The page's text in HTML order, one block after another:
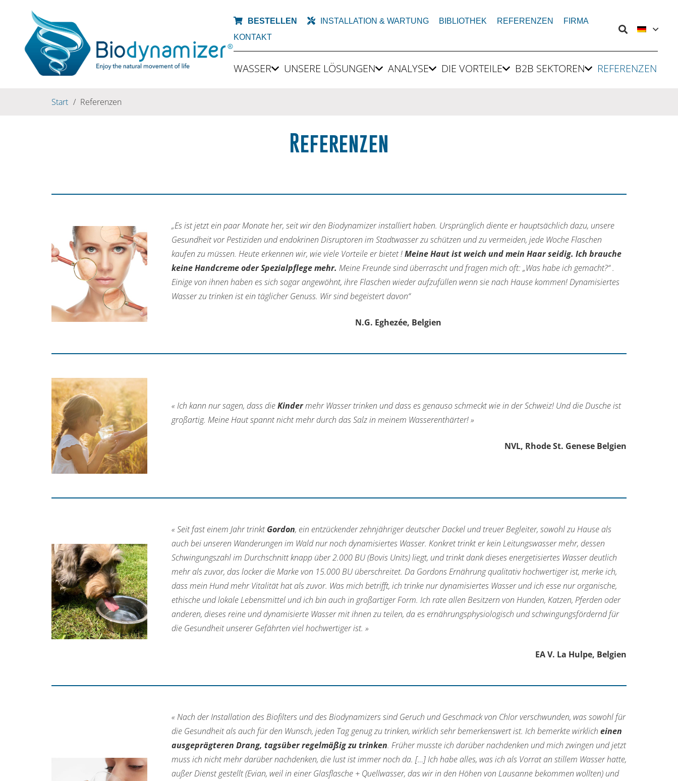
BESTELLEN INSTALLATION & WARTUNG BIBLIOTHEK REFERENZEN
FIRMA
KONTAKT
WASSER UNSERE LÖSUNGEN ANALYSE DIE VORTEILE B2B SEKTOREN REFERENZEN
Start / Referenzen
Referenzen
„Es ist jetzt ein paar Monate her, seit wir den Biodynamizer installiert haben. Ursprünglich diente er hauptsächlich dazu, unsere
Gesundheit vor Pestiziden und endokrinen Disruptoren im Stadtwasser zu schützen und zu vermeiden, jede Woche Flaschen
kaufen zu müssen. Heute erkennen wir, wie viele Vorteile er bietet !Meine Haut ist weich und mein Haar seidig. Ich brauche
keine Handcreme oder Spezialpflege mehr. Meine Freunde sind überrascht und fragen mich oft: „Was habe ich gemacht?“ .
Einige von ihnen haben es sich sogar angewöhnt, ihre Flaschen wieder aufzufüllen wenn sie nach Hause kommen! Dynamisiertes
Wasser zu trinken ist ein täglicher Genuss. Wir sind begeistert davon“
N.G. Eghezée, Belgien
« Ich kann nur sagen, dass dieKindermehr Wasser trinken und dass es genauso schmeckt wie in der Schweiz! Und die Dusche ist
großartig. Meine Haut spannt nicht mehr durch das Salz in meinem Wasserenthärter! »
NVL, Rhode St. Genese Belgien
« Seit fast einem Jahr trinktGordon, ein entzückender zehnjähriger deutscher Dackel und treuer Begleiter, sowohl zu Hause als
auch bei unseren Wanderungen im Wald nur noch dynamisiertes Wasser. Konkret trinkt er kein Leitungswasser mehr, dessen
Schwingungszahl im Durchschnitt knapp über 2.000 BU (Bovis Units) liegt, und trinkt dank dieses energetisiertes Wasser deutlich
mehr als zuvor, das locker die Marke von 15.000 BU überschreitet. Da Gordons Ernährung qualitativ hochwertiger ist, merke ich,
dass mein Hund mehr Vitalität hat als zuvor. Was mich betrifft, ich trinke nur dynamisiertes Wasser und ich esse nur organische,
ethische und lokale Lebensmittel und ich bin auch in großartiger Form. Ich rate allen Besitzern von Hunden, Katzen, Pferden oder
anderen, dieses reine und dynamisierte Wasser mit ihnen zu teilen, da es ernährungsphysiologisch und schwingungsfördernd für
die Gesundheit unserer Gefährten viel hochwertiger ist. »
EA V. La Hulpe, Belgien
« Nach der Installation des Biofilters und des Biodynamizers sind Geruch und Geschmack von Chlor verschwunden, was sowohl für
die Gesundheit als auch für den Wunsch, jeden Tag genug zu trinken, wirklich sehr bemerkenswert ist. Ich bemerkte wirklich einen
ausgeprägteren Drang, tagsüber regelmäßig zu trinken. Früher musste ich darüber nachdenken und mich zwingen und jetzt
muss ich nicht mehr darüber nachdenken, die lust ist immer noch da. […] Ich habe alles, was ich als Vorrat an stillem Wasser hatte,
außer Dienst gestellt (Evian, weil in einer Glasflasche + Quellwasser, das wir in den Höhen von Lausanne bekommen wollten) und